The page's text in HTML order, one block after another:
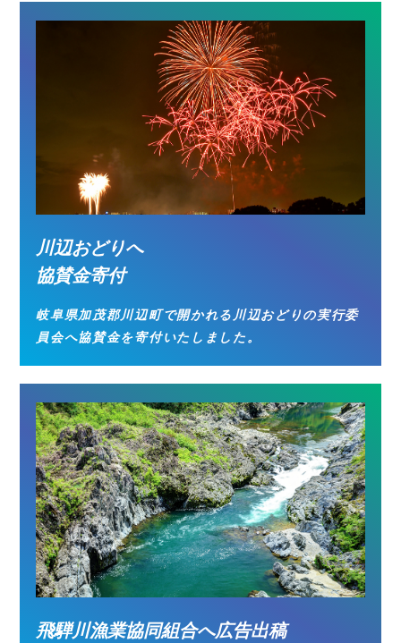
川辺おどりへ
協賛金寄付
岐阜県加茂郡川辺町で開かれる川辺おどりの実行委
員会へ協賛金を寄付いたしました。
飛騨川漁業協同組合へ広告出稿